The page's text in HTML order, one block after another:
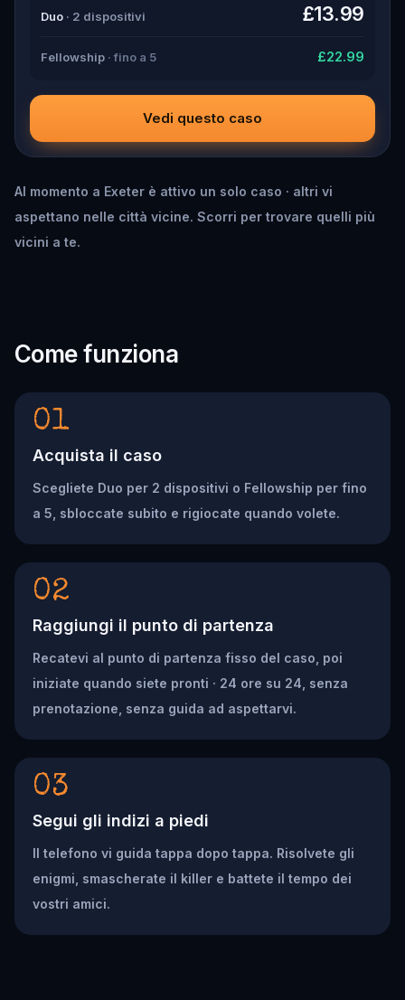
Duo · 2 dispositivi £13.99
Fellowship · fino a 5 £22.99
Vedi questo caso
Al momento a Exeter è attivo un solo caso · altri vi
aspettano nelle città vicine. Scorri per trovare quelli più
vicini a te.
Come funziona
01
Acquista il caso
Scegliete Duo per 2 dispositivi o Fellowship per fino
a 5, sbloccate subito e rigiocate quando volete.
02
Raggiungi il punto di partenza
Recatevi al punto di partenza fisso del caso, poi
iniziate quando siete pronti · 24 ore su 24, senza
prenotazione, senza guida ad aspettarvi.
03
Segui gli indizi a piedi
Il telefono vi guida tappa dopo tappa. Risolvete gli
enigmi, smascherate il killer e battete il tempo dei
vostri amici.